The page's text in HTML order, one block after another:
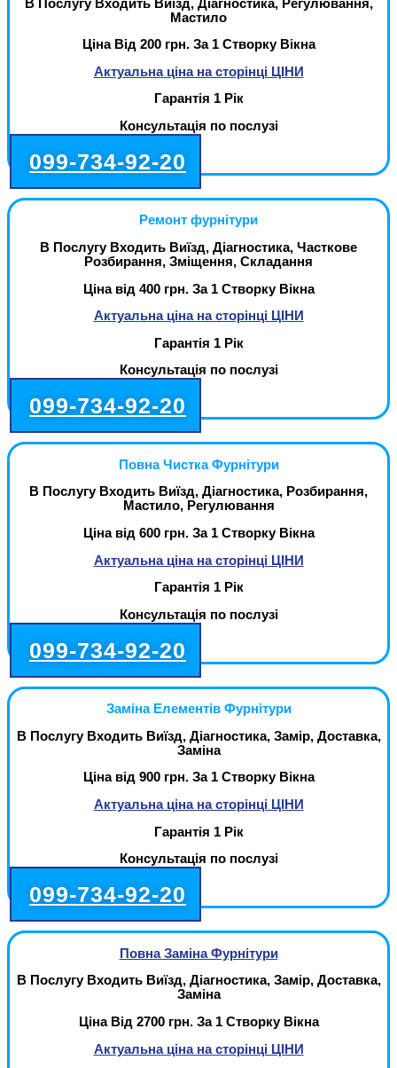
В Послугу Входить Виїзд, Діагностика, Регулювання,
Мастило
Ціна Від 200 грн. За 1 Створку Вікна
Актуальна ціна на сторінці ЦІНИ
Гарантія 1 Рік
Консультація по послузі
099-734-92-20
Ремонт фурнітури
В Послугу Входить Виїзд, Діагностика, Часткове
Розбирання, Зміщення, Складання
Ціна від 400 грн. За 1 Створку Вікна
Актуальна ціна на сторінці ЦІНИ
Гарантія 1 Рік
Консультація по послузі
099-734-92-20
Повна Чистка Фурнітури
В Послугу Входить Виїзд, Діагностика, Розбирання,
Мастило, Регулювання
Ціна від 600 грн. За 1 Створку Вікна
Актуальна ціна на сторінці ЦІНИ
Гарантія 1 Рік
Консультація по послузі
099-734-92-20
Заміна Елементів Фурнітури
В Послугу Входить Виїзд, Діагностика, Замір, Доставка,
Заміна
Ціна від 900 грн. За 1 Створку Вікна
Актуальна ціна на сторінці ЦІНИ
Гарантія 1 Рік
Консультація по послузі
099-734-92-20
Повна Заміна Фурнітури
В Послугу Входить Виїзд, Діагностика, Замір, Доставка,
Заміна
Ціна Від 2700 грн. За 1 Створку Вікна
Актуальна ціна на сторінці ЦІНИ